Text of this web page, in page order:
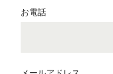
お電話